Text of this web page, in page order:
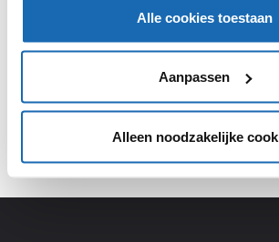
Alle cookies toestaan
Aanpassen
Alleen noodzakelijke
platform!
AANMELDEN